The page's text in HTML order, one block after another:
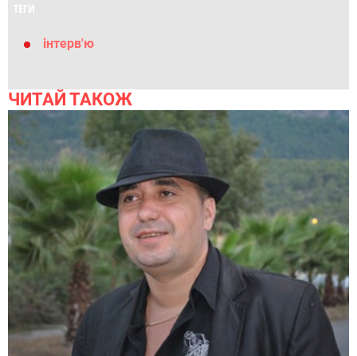
ТЕГИ
інтерв'ю
ЧИТАЙ ТАКОЖ